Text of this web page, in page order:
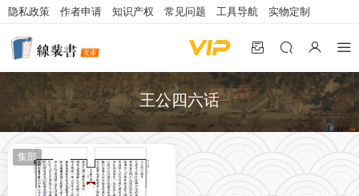
隐私政策 作者申请 知识产权 常见问题 工具导航 实物定制
王公四六话
集部